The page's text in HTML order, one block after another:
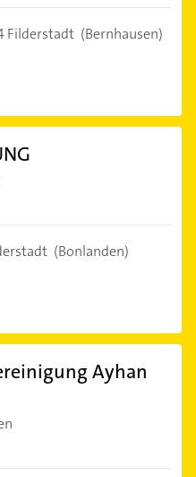
Filderstadt (Bernhausen)
(Bonlanden)
Ayhan